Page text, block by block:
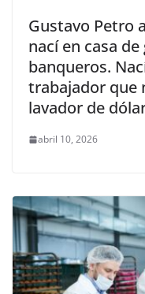
Gustavo Petro
nací en casa
banqueros.
trabajador que
lavador de
abril 10, 2026